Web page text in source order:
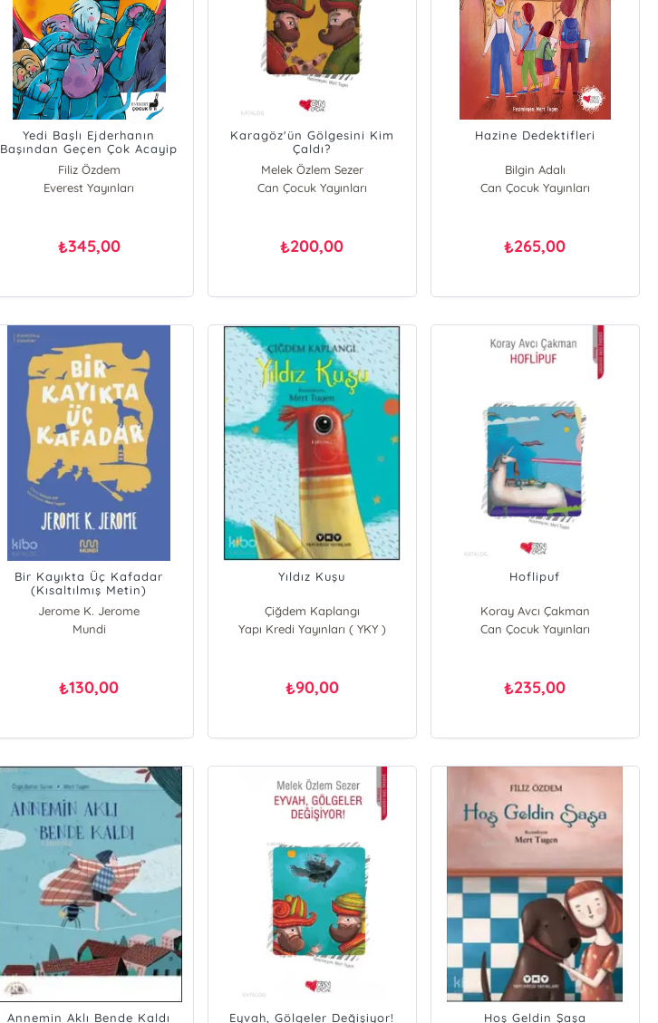
Yedi Başlı Ejderhanın
Başından Geçen Çok Acayip
Şeyler
Filiz Özdem
Everest Yayınları
₺345,00
Karagöz'ün Gölgesini Kim
Çaldı?
Melek Özlem Sezer
Can Çocuk Yayınları
₺200,00
Hazine Dedektifleri
Bilgin Adalı
Can Çocuk Yayınları
₺265,00
Bir Kayıkta Üç Kafadar
(Kısaltılmış Metin)
Jerome K. Jerome
Mundi
₺130,00
Yıldız Kuşu
Çiğdem Kaplangı
Yapı Kredi Yayınları ( YKY )
₺90,00
Hoflipuf
Koray Avcı Çakman
Can Çocuk Yayınları
₺235,00
Annemin Aklı Bende Kaldı Eyvah, Gölgeler Değişiyor! Hoş Geldin Şaşa